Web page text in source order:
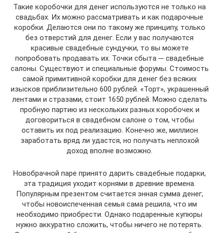
Такие коробочки для денег используются не только на
свадьбах. Их можно рассматривать и как подарочные
коробки. Делаются они по такому же принципу, только
без отверстий для денег. Если у вас получаются
красивые свадебные сундучки, то вы можете
попробовать продавать их. Точки сбыта ─ свадебные
салоны. Существуют и специальные форумы. Стоимость
самой примитивной коробки для денег без всяких
изысков приблизительно 600 рублей. «Торт», украшенный
лентами и стразами, стоит 1650 рублей. Можно сделать
пробную партию из нескольких разных коробочек и
договориться в свадебном салоне о том, чтобы
оставить их под реализацию. Конечно же, миллион
заработать вряд ли удастся, но получать неплохой
доход вполне возможно.
Новобрачной паре принято дарить свадебные подарки,
эта традиция уходит корнями в древние времена.
Популярным презентом считается энная сумма денег,
чтобы новоиспеченная семья сама решила, что им
необходимо приобрести. Однако подаренные купюры
нужно аккуратно сложить, чтобы ничего не потерять.